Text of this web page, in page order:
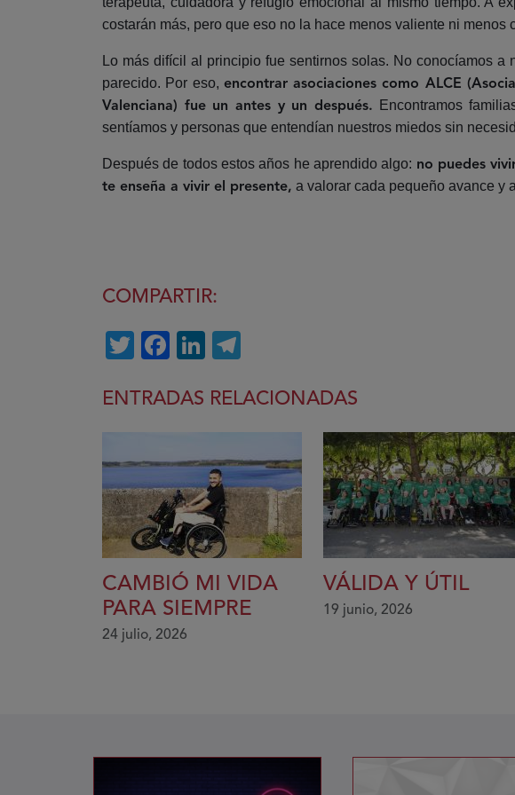
costarán más, pero que eso no la hace menos valiente ni menos
Lo más difícil al principio fue sentirnos solas. No conocíamos a
parecido. Por eso, encontrar asociaciones como ALCE
Valenciana) fue un antes y un después.
Encontramos
sentíamos y personas que entendían nuestros miedos sin
Después de todos estos años he aprendido algo: no puedes
te enseña a vivir el presente, a valorar cada pequeño avance y
COMPARTIR:
TwitterFacebook
LinkedIn
ENTRADAS RELACIONADAS
CAMBIÓ MI VIDA
PARA SIEMPRE
24 julio, 2026
VÁLIDA Y ÚTIL
19 junio, 2026